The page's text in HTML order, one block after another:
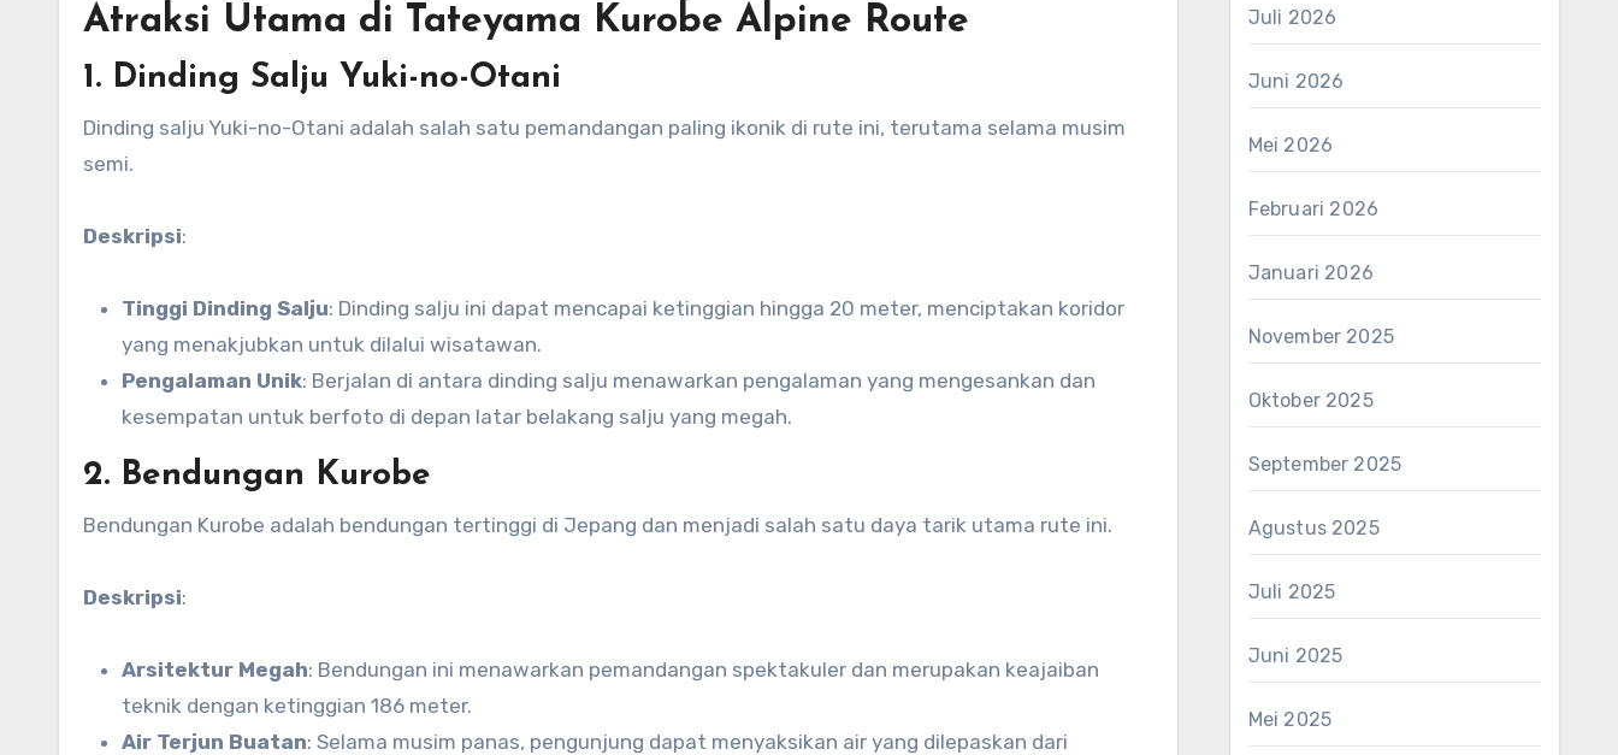
Atraksi Utama di Tateyama Kurobe Alpine Route
1. Dinding Salju Yuki-no-Otani
Dinding salju Yuki-no-Otani adalah salah satu pemandangan paling ikonik di rute ini, terutama selama musim
semi.
Deskripsi:
Tinggi Dinding Salju: Dinding salju ini dapat mencapai ketinggian hingga 20 meter, menciptakan koridor
yang menakjubkan untuk dilalui wisatawan.
Pengalaman Unik: Berjalan di antara dinding salju menawarkan pengalaman yang mengesankan dan
kesempatan untuk berfoto di depan latar belakang salju yang megah.
2. Bendungan Kurobe
Bendungan Kurobe adalah bendungan tertinggi di Jepang dan menjadi salah satu daya tarik utama rute ini.
Deskripsi:
Arsitektur Megah: Bendungan ini menawarkan pemandangan spektakuler dan merupakan keajaiban
teknik dengan ketinggian 186 meter.
Air Terjun Buatan: Selama musim panas, pengunjung dapat menyaksikan air yang dilepaskan dari
Juli 2026
Juni 2026
Mei 2026
Februari 2026
Januari 2026
November 2025
Oktober 2025
September 2025
Agustus 2025
Juli 2025
Juni 2025
Mei 2025